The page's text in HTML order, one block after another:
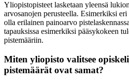
Yliopistopisteet lasketaan yleensä
arvosanojen perusteella. Esimerkiksi
olla erilainen painoarvo
tapauksissa esimerkiksi pääsykokeen
pistemääriin.
Miten yliopisto valitsee
pistemäärät ovat samat?